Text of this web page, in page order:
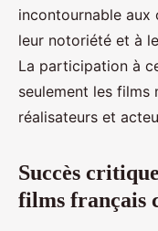
incontournable
leur notoriété et à
La participation à
seulement les films
réalisateurs et
Succès
films français